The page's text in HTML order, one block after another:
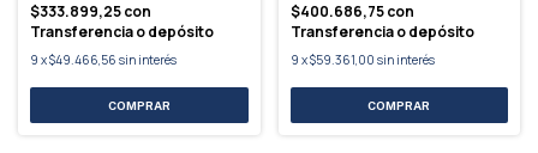
$333.899,25con
Transferencia o depósito
9 x$49.466,56 sin interés
$400.686,75con
Transferencia o depósito
9 x$59.361,00 sin interés